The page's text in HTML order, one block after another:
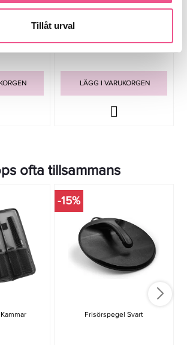
Tillåt urval
Med Hjul
kr
Joewell Scissor Folder -
111,20 kr
LÄGG I VARUKORGEN
ofta tillsammans
-15%
Frisörspegel Svart